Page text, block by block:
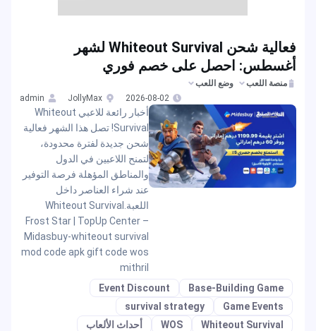
فعالية شحن Whiteout Survival لشهر
أغسطس: احصل على خصم فوري
منصة اللعب
وضع اللعب
2026-08-02
JollyMax
admin
أخبار رائعة للاعبي Whiteout
Survival! تصل هذا الشهر فعالية
شحن جديدة لفترة محدودة،
لتمنح اللاعبين في الدول
والمناطق المؤهلة فرصة التوفير
عند شراء العناصر داخل
اللعبة.Whiteout Survival
Frost Star | TopUp Center –
Midasbuy-whiteout survival
mod code apk gift code wos
mithril
Base-Building Game
Event Discount
Game Events
survival strategy
Whiteout Survival
WOS
أحداث الألعاب